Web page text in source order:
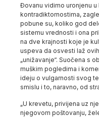
Đovanu vidimo uronjenu
kontradiktornostima,
pobune su, koliko god
sistemu vrednosti i ona
na dve krajnosti koje je
uspeva da osvesti laž
„unižavanje“. Suočena s
muškim pogledima i
ideju o vulgarnosti svog
smislu i to, naravno, od
„U krevetu, privijena uz
njegovom poštovanju,